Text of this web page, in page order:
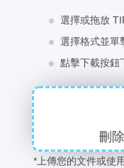
選擇或拖放
選擇格式並單
點擊下載按鈕
刪
*上傳您的文件或使